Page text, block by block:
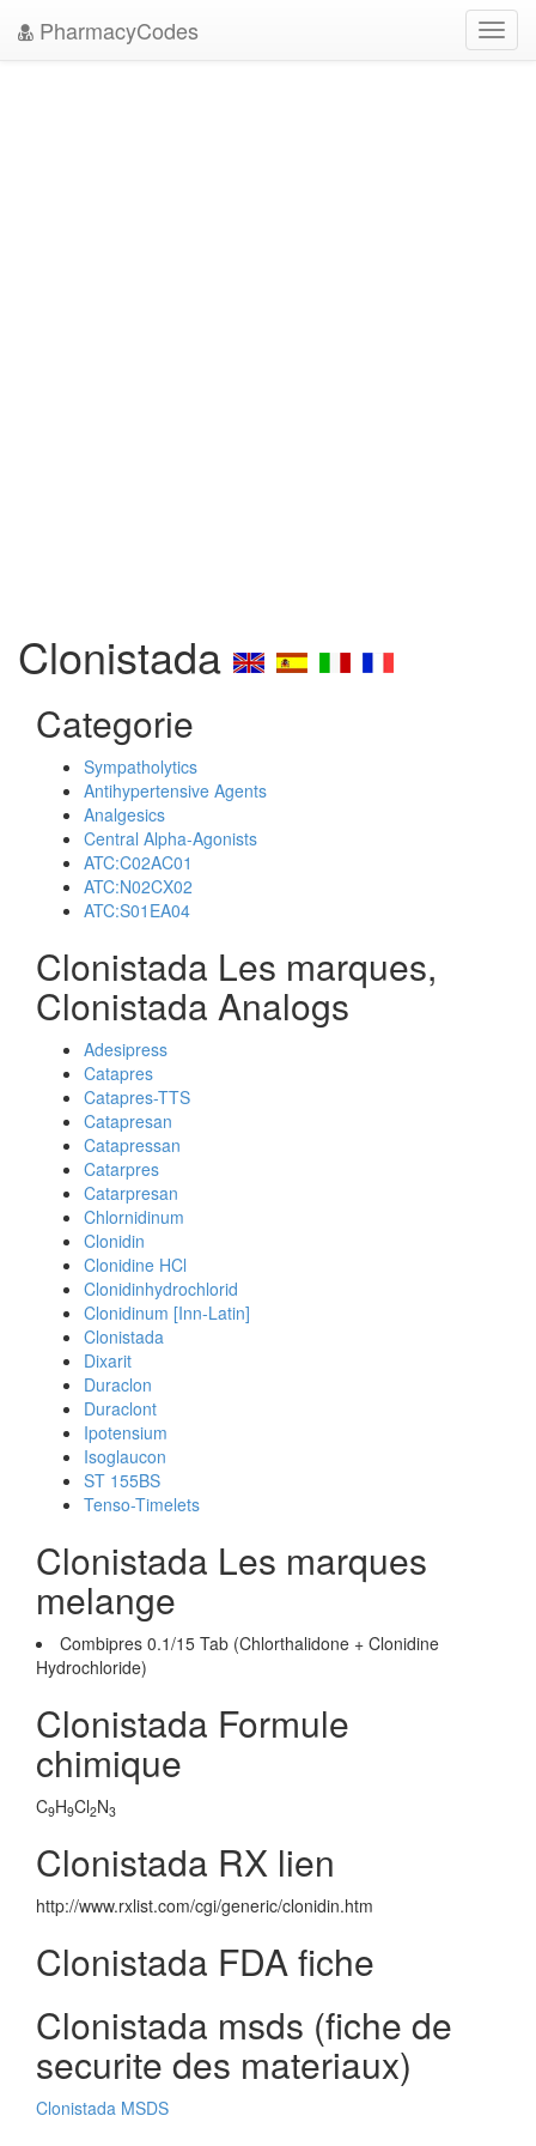
PharmacyCodes
Clonistada
Categorie
Sympatholytics
Antihypertensive Agents
Analgesics
Central Alpha-Agonists
ATC:C02AC01
ATC:N02CX02
ATC:S01EA04
Clonistada Les marques,
Clonistada Analogs
Adesipress
Catapres
Catapres-TTS
Catapresan
Catapressan
Catarpres
Catarpresan
Chlornidinum
Clonidin
Clonidine HCl
Clonidinhydrochlorid
Clonidinum [Inn-Latin]
Clonistada
Dixarit
Duraclon
Duraclont
Ipotensium
Isoglaucon
ST 155BS
Tenso-Timelets
Clonistada Les marques
melange
Combipres 0.1/15 Tab (Chlorthalidone + Clonidine
Hydrochloride)
Clonistada Formule
chimique
C9H9Cl2N3
Clonistada RX lien
http://www.rxlist.com/cgi/generic/clonidin.htm
Clonistada FDA fiche
Clonistada msds (fiche de
securite des materiaux)
Clonistada MSDS